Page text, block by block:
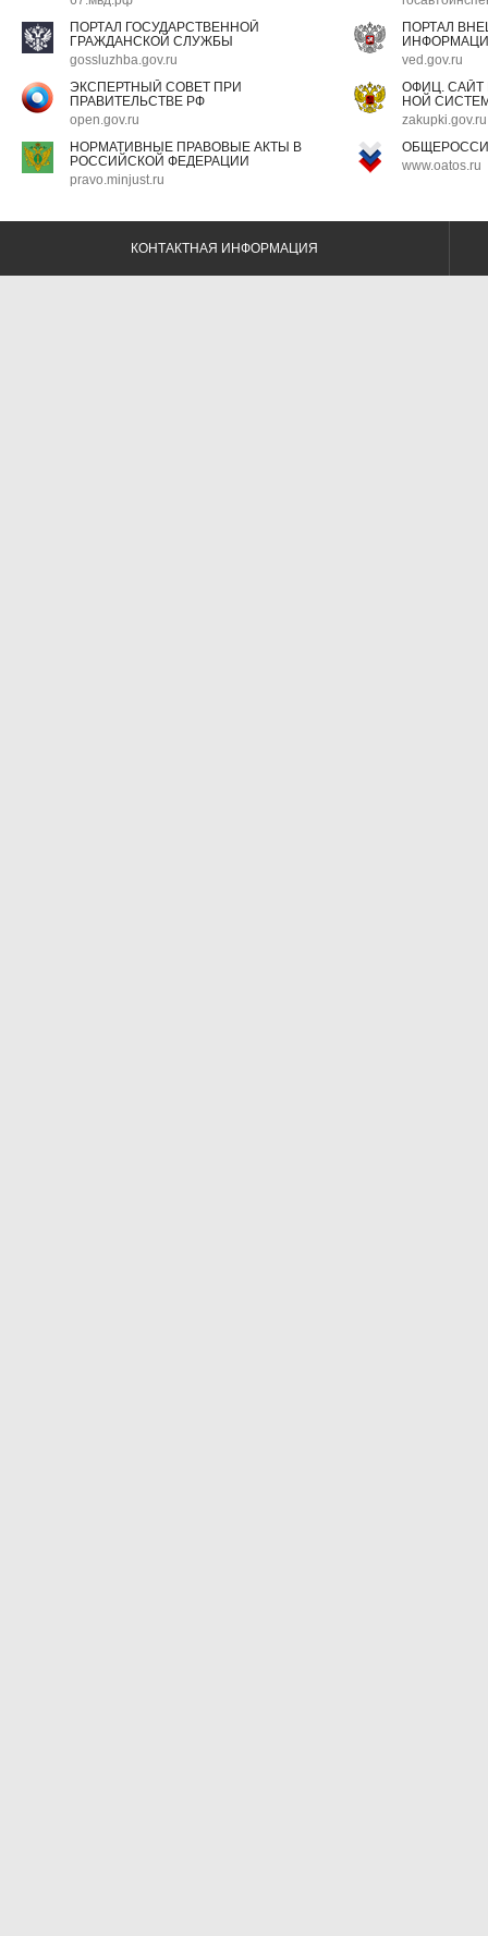
ПОРТАЛ ГОСУДАРСТВЕННОЙ
ГРАЖДАНСКОЙ СЛУЖБЫ
gossluzhba.gov.ru
ПОРТАЛ
ved.gov.ru
ЭКСПЕРТНЫЙ СОВЕТ ПРИ
ПРАВИТЕЛЬСТВЕ РФ
open.gov.ru
ОФИЦ.
НОЙ
zakupki.gov.ru
НОРМАТИВНЫЕ ПРАВОВЫЕ АКТЫ В
РОССИЙСКОЙ ФЕДЕРАЦИИ
pravo.minjust.ru
www.oatos.ru
КОНТАКТНАЯ ИНФОРМАЦИЯ